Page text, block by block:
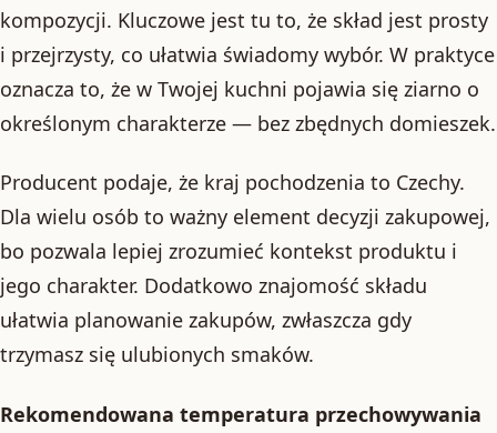
kompozycji. Kluczowe jest tu to, że skład jest prosty
i przejrzysty, co ułatwia świadomy wybór. W praktyce
oznacza to, że w Twojej kuchni pojawia się ziarno o
określonym charakterze — bez zbędnych domieszek.
Producent podaje, że kraj pochodzenia to Czechy.
Dla wielu osób to ważny element decyzji zakupowej,
bo pozwala lepiej zrozumieć kontekst produktu i
jego charakter. Dodatkowo znajomość składu
ułatwia planowanie zakupów, zwłaszcza gdy
trzymasz się ulubionych smaków.
Rekomendowana temperatura przechowywania